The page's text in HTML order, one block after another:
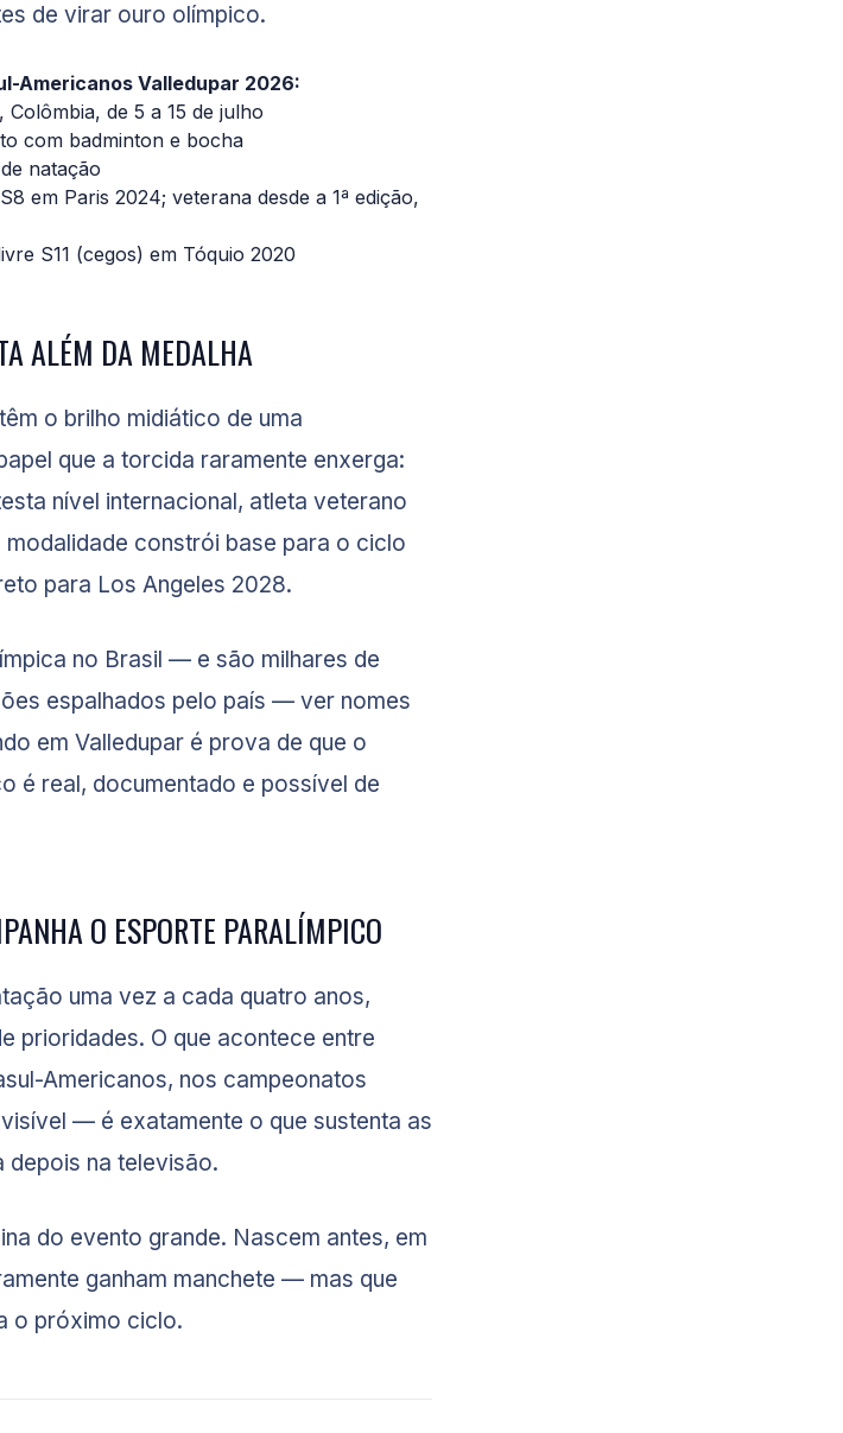
de virar ouro olímpico.
Americanos Valledupar 2026:
Colômbia, de 5 a 15 de julho
com badminton e bocha
natação
em Paris 2024; veterana desde a 1ª edição,
S11 (cegos) em Tóquio 2020
ALÉM DA MEDALHA
o brilho midiático de uma
que a torcida raramente enxerga:
nível internacional, atleta veterano
constrói base para o ciclo
para Los Angeles 2028.
no Brasil — e são milhares de
espalhados pelo país — ver nomes
em Valledupar é prova de que o
é real, documentado e possível de
O ESPORTE PARALÍMPICO
uma vez a cada quatro anos,
prioridades. O que acontece entre
Americanos, nos campeonatos
— é exatamente o que sustenta as
depois na televisão.
do evento grande. Nascem antes, em
ganham manchete — mas que
o próximo ciclo.